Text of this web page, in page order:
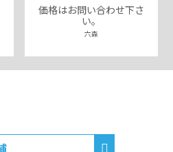
価格はお問い合わせ下さ
い。
六森